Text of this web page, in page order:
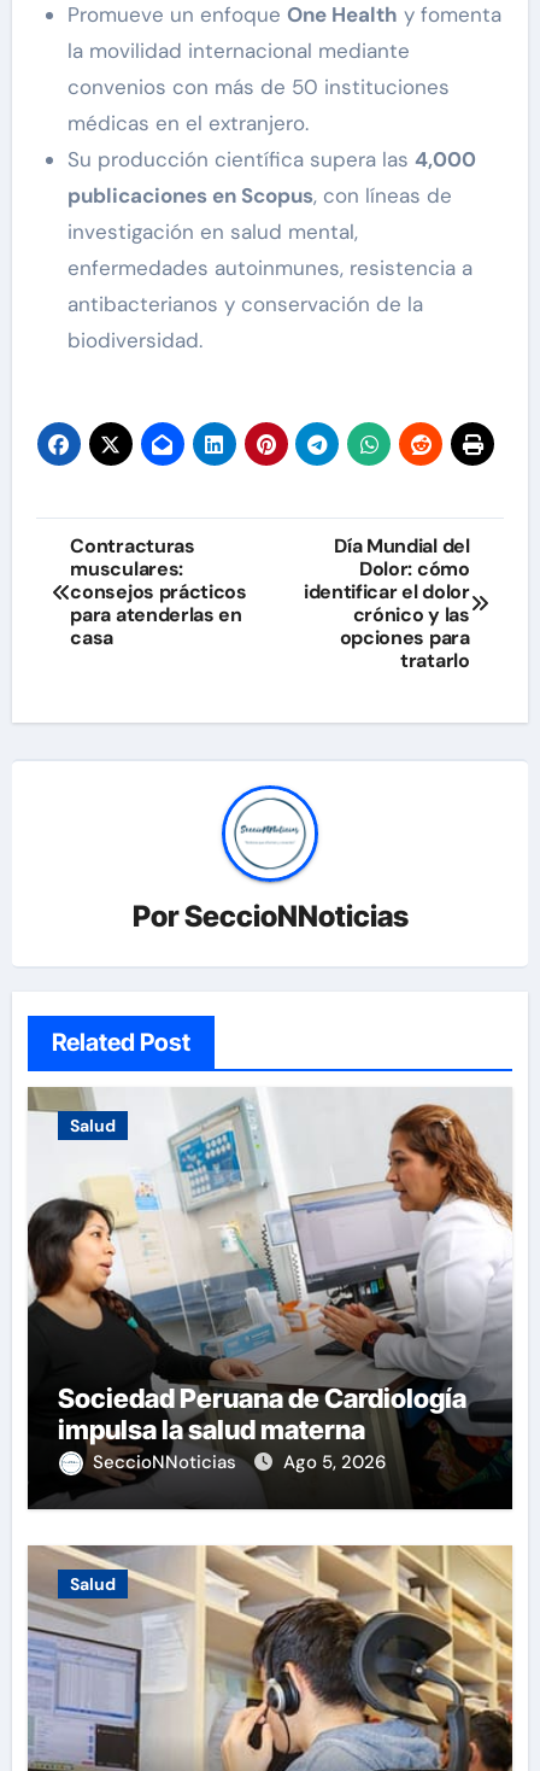
Promueve un enfoque One Health y fomenta
la movilidad internacional mediante
convenios con más de 50 instituciones
médicas en el extranjero.
Su producción científica supera las 4,000
publicaciones en Scopus, con líneas de
investigación en salud mental,
enfermedades autoinmunes, resistencia a
antibacterianos y conservación de la
biodiversidad.
Navegación
de
entradas
Contracturas
musculares:
consejos prácticos
para atenderlas en
casa
Día Mundial del
Dolor: cómo
identificar el dolor
crónico y las
opciones para
tratarlo
PorSeccioNNoticias
Related Post
Salud
Sociedad Peruana de Cardiología
impulsa la salud materna
SeccioNNoticias Ago 5, 2026
Salud